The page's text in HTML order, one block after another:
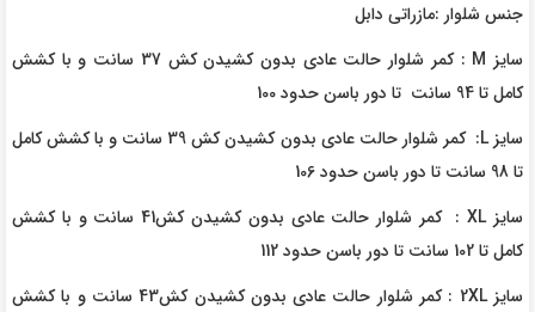
جنس شلوار :مازراتی دابل
سایز M : کمر شلوار حالت عادی بدون کشیدن کش 37 سانت و با کشش
کامل تا 94 سانت تا دور باسن حدود 100
سایز L: کمر شلوار حالت عادی بدون کشیدن کش 39 سانت و با کشش کامل
تا 98 سانت تا دور باسن حدود 106
سایز XL : کمر شلوار حالت عادی بدون کشیدن کش41 سانت و با کشش
کامل تا 102 سانت تا دور باسن حدود 112
سایز 2XL : کمر شلوار حالت عادی بدون کشیدن کش43 سانت و با کشش